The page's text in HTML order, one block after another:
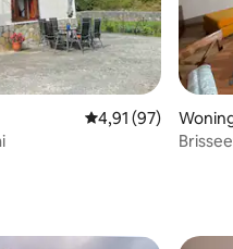
Gemiddelde
4,91 (97)